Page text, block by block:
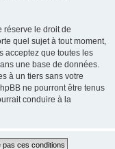
réserve le droit de
quel sujet à tout moment,
acceptez que toutes les
une base de données.
à un tiers sans votre
ne pourront être tenus
conduire à la